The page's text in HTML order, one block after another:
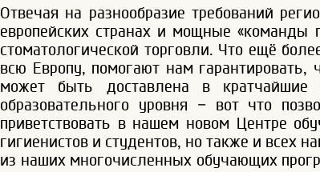
Отвечая на разнообразие требований
европейских странах и мощные «команды
стоматологической торговли. Что ещё
всю Европу, помогают нам
может быть доставлена в кратчайшие
образовательного уровня – вот что
приветствовать в нашем новом Центре
гигиенистов и студентов, но также и всех
из наших многочисленных обучающих